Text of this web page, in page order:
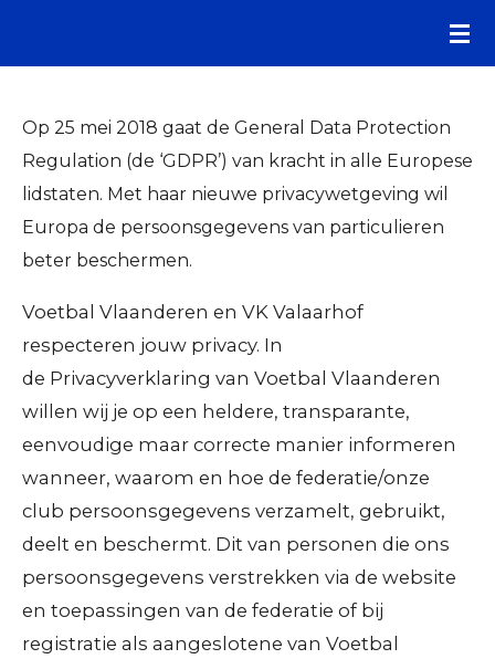
de
hoofdinhoud
Op 25 mei 2018 gaat de General Data Protection
Regulation (de ‘GDPR’) van kracht in alle Europese
lidstaten. Met haar nieuwe privacywetgeving wil
Europa de persoonsgegevens van particulieren
beter beschermen.
Voetbal Vlaanderen en VK Valaarhof
respecteren jouw privacy. In
de Privacyverklaring van Voetbal Vlaanderen
willen wij je op een heldere, transparante,
eenvoudige maar correcte manier informeren
wanneer, waarom en hoe de federatie/onze
club persoonsgegevens verzamelt, gebruikt,
deelt en beschermt. Dit van personen die ons
persoonsgegevens verstrekken via de website
en toepassingen van de federatie of bij
registratie als aangeslotene van Voetbal